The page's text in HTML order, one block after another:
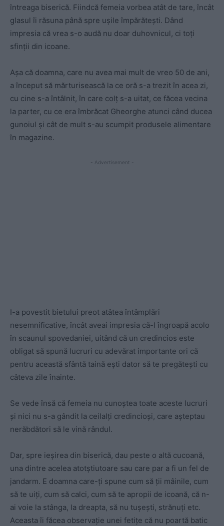
întreaga biserică. Fiindcă femeia vorbea atât de tare, încât
glasul îi răsuna până spre uşile împărăteşti. Dând
impresia că vrea s-o audă nu doar duhovnicul, ci toţi
sfinţii din icoane.
Aşa că doamna, care nu avea mai mult de vreo 50 de ani,
a început să mărturisească la ce oră s-a trezit în acea zi,
cu cine s-a întâlnit, în care colț s-a uitat, ce făcea vecina
la parter, cu ce era îmbrăcat Gheorghe atunci când ducea
gunoiul și cât de mult s-au scumpit produsele alimentare
în magazine.
- Advertisement -
I-a povestit bietului preot atâtea întâmplări
nesemnificative, încât aveai impresia că-l îngroapă acolo
în scaunul spovedaniei, uitând că un credincios este
obligat să spună lucruri cu adevărat importante ori că
pentru această sfântă taină eşti dator să te pregăteşti cu
câteva zile înainte.
Se vede însă că femeia nu cunoştea toate aceste lucruri
şi nici nu s-a gândit la ceilalţi credincioşi, care aşteptau
nerăbdători să le vină rândul.
Dar, spre ieşirea din biserică, dau peste o altă cucoană,
una dintre acelea atotştiutoare sau care par a fi un fel de
jandarm. E doamna care-ţi spune cum să ţii mâinile, cum
să te uiţi, cum să calci, cum să te apropii de icoană, că n-
ai voie la stânga, la dreapta, să nu tuşeşti, strănuţi etc.
Aceasta îi făcea observaţie unei fetiţe că nu poartă batic